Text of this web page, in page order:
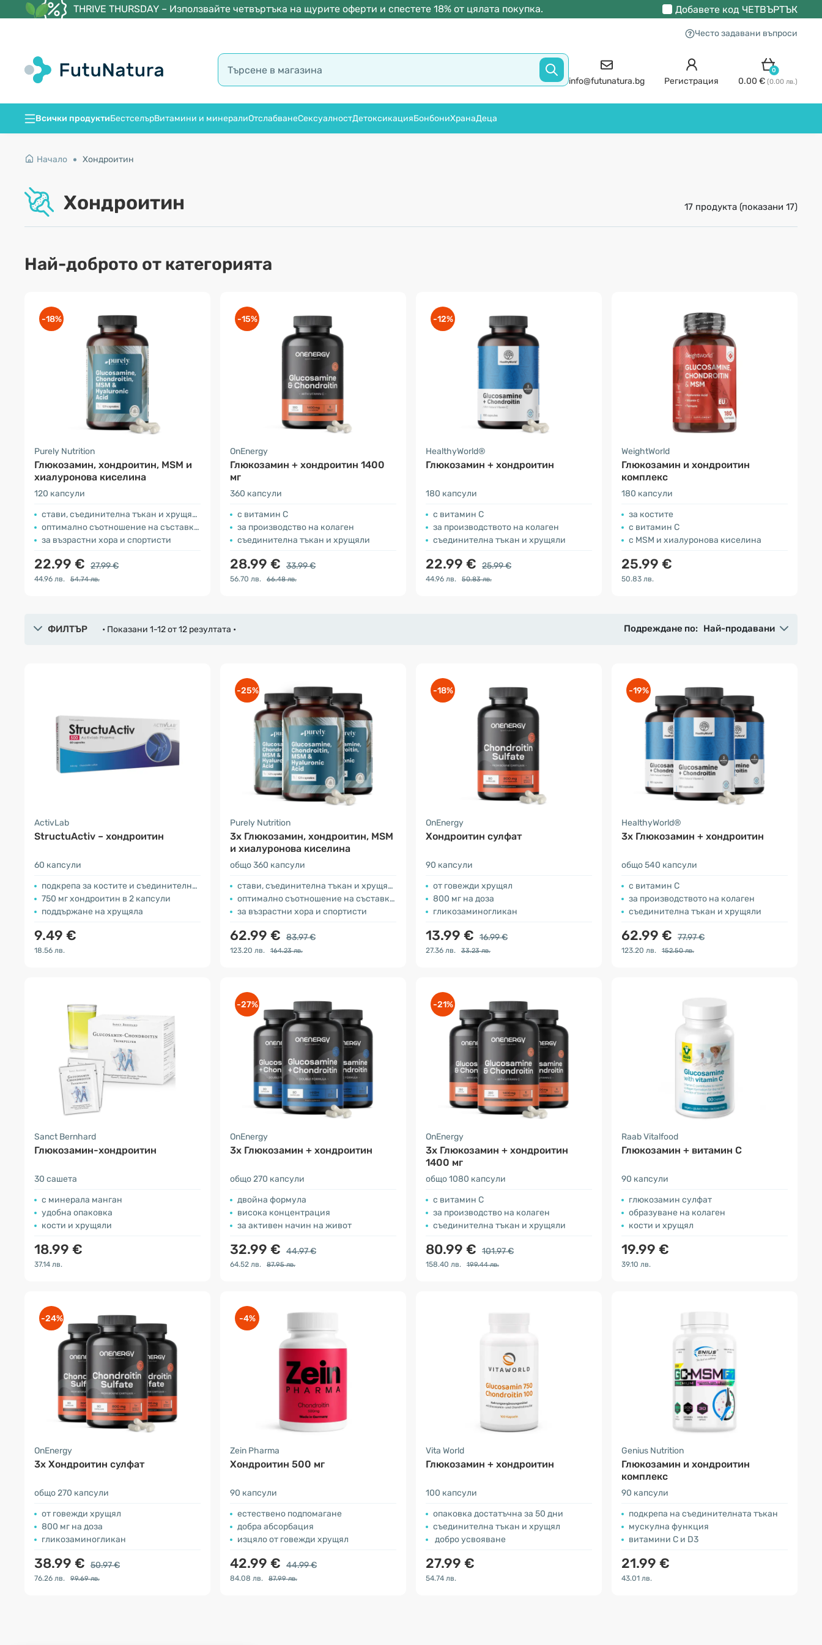
THRIVE THURSDAY – Използвайте четвъртъка на щурите оферти и спестете 18% от цялата покупка. Добавете код ЧЕТВЪРТЪК
Често задавани въпроси
info@futunatura.bg Регистрация
0
0.00 € (0.00 лв.)
Всички продуктиБестселърВитамини и минералиОтслабванеСексуалностДетоксикацияБонбониХранаДеца
Начало Хондроитин
Хондроитин 17 продукта (показани 17)
Най-доброто от категорията
-18%
Purely Nutrition
Глюкозамин, хондроитин, MSM и
хиалуронова киселина
120 капсули
стави, съединителна тъкан и хрущяли
оптимално съотношение на съставките
за възрастни хора и спортисти
22.99 € 27.99 €
44.96 лв. 54.74 лв.
-15%
OnEnergy
Глюкозамин + хондроитин 1400
мг
360 капсули
с витамин С
за производство на колаген
съединителна тъкан и хрущяли
28.99 € 33.99 €
56.70 лв. 66.48 лв.
-12%
HealthyWorld®
Глюкозамин + хондроитин
180 капсули
с витамин С
за производството на колаген
съединителна тъкан и хрущяли
22.99 € 25.99 €
44.96 лв. 50.83 лв.
WeightWorld
Глюкозамин и хондроитин
комплекс
180 капсули
за костите
с витамин С
с MSM и хиалуронова киселина
25.99 €
50.83 лв.
ФИЛТЪР • Показани 1-12 от 12 резултата • Подреждане по: Най-продавани
ActivLab
StructuActiv – хондроитин
60 капсули
подкрепа за костите и съединителната тъкан
750 мг хондроитин в 2 капсули
поддържане на хрущяла
9.49 €
18.56 лв.
-25%
Purely Nutrition
3x Глюкозамин, хондроитин, MSM
и хиалуронова киселина
общо 360 капсули
стави, съединителна тъкан и хрущяли
оптимално съотношение на съставките
за възрастни хора и спортисти
62.99 € 83.97 €
123.20 лв. 164.23 лв.
-18%
OnEnergy
Хондроитин сулфат
90 капсули
от говежди хрущял
800 мг на доза
гликозаминогликан
13.99 € 16.99 €
27.36 лв. 33.23 лв.
-19%
HealthyWorld®
3x Глюкозамин + хондроитин
общо 540 капсули
с витамин С
за производството на колаген
съединителна тъкан и хрущяли
62.99 € 77.97 €
123.20 лв. 152.50 лв.
Sanct Bernhard
Глюкозамин-хондроитин
30 сашета
с минерала манган
удобна опаковка
кости и хрущяли
18.99 €
37.14 лв.
-27%
OnEnergy
3x Глюкозамин + хондроитин
общо 270 капсули
двойна формула
висока концентрация
за активен начин на живот
32.99 € 44.97 €
64.52 лв. 87.95 лв.
-21%
OnEnergy
3x Глюкозамин + хондроитин
1400 мг
общо 1080 капсули
с витамин С
за производство на колаген
съединителна тъкан и хрущяли
80.99 € 101.97 €
158.40 лв. 199.44 лв.
Raab Vitalfood
Глюкозамин + витамин С
90 капсули
глюкозамин сулфат
образуване на колаген
кости и хрущял
19.99 €
39.10 лв.
-24%
OnEnergy
3x Хондроитин сулфат
общо 270 капсули
от говежди хрущял
800 мг на доза
гликозаминогликан
38.99 € 50.97 €
76.26 лв. 99.69 лв.
-4%
Zein Pharma
Хондроитин 500 мг
90 капсули
естествено подпомагане
добра абсорбация
изцяло от говежди хрущял
42.99 € 44.99 €
84.08 лв. 87.99 лв.
Vita World
Глюкозамин + хондроитин
100 капсули
опаковка достатъчна за 50 дни
съединителна тъкан и хрущял
добро усвояване
27.99 €
54.74 лв.
Genius Nutrition
Глюкозамин и хондроитин
комплекс
90 капсули
подкрепа на съединителната тъкан
мускулна функция
витамини C и D3
21.99 €
43.01 лв.